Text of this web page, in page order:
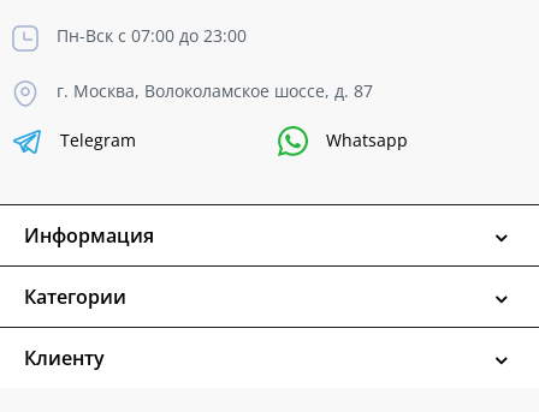
Пн-Вск с 07:00 до 23:00
г. Москва, Волоколамское шоссе, д. 87
Telegram Whatsapp
Информация
Категории
Клиенту